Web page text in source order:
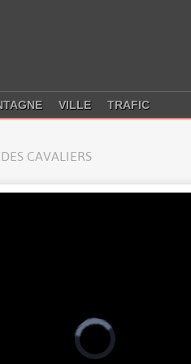
VILLE TRAFIC
CAVALIERS